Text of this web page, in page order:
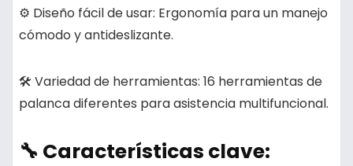
⚙️ Diseño fácil de usar: Ergonomía para un manejo
cómodo y antideslizante.
🛠️ Variedad de herramientas: 16 herramientas de
palanca diferentes para asistencia multifuncional.
🔧 Características clave: